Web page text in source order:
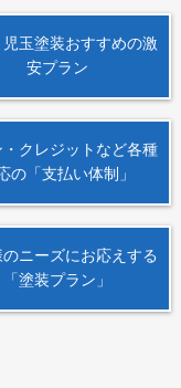
児玉塗装おすすめの激
安プラン
・クレジットなど各種
の「支払い体制」
のニーズにお応えする
「塗装プラン」